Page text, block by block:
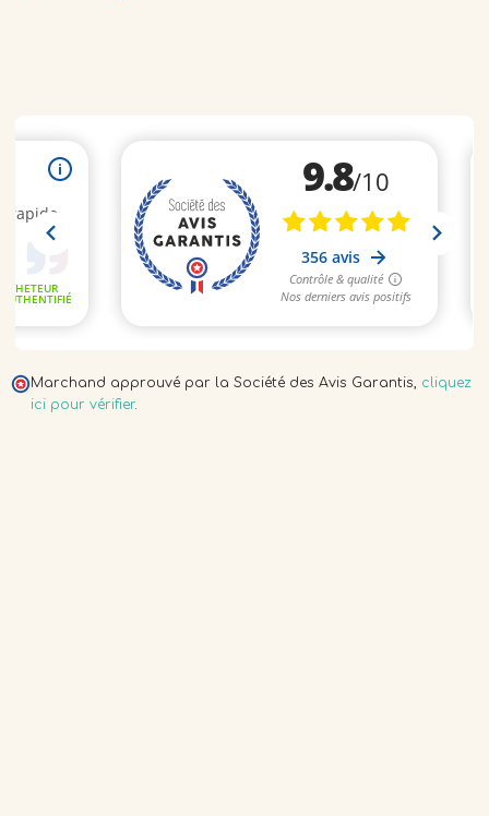
Marchand approuvé par la Société des Avis Garantis, cliquez
ici pour vérifier.